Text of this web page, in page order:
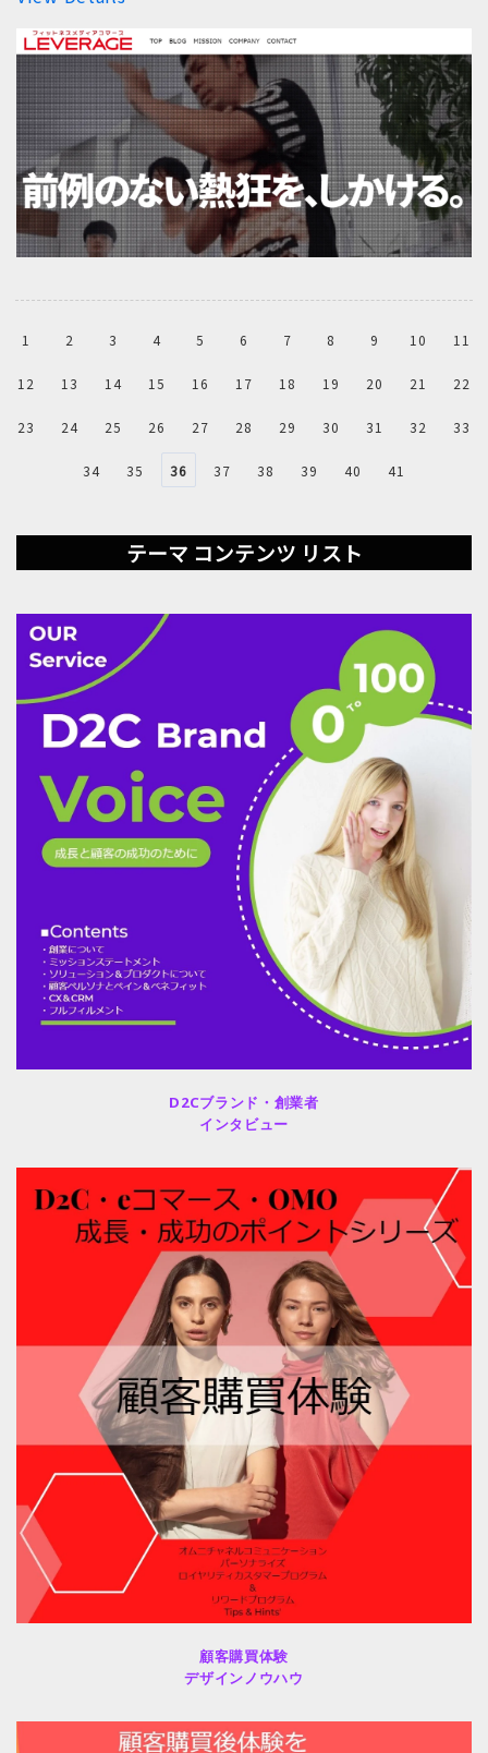
1 2 3 4 5 6 7 8 9 10 11
12 13 14 15 16 17 18 19 20 21 22
23 24 25 26 27 28 29 30 31 32 33
34 35 36 37 38 39 40 41
テーマ コンテンツ リスト
D2Cブランド・創業者
インタビュー
顧客購買体験
デザインノウハウ